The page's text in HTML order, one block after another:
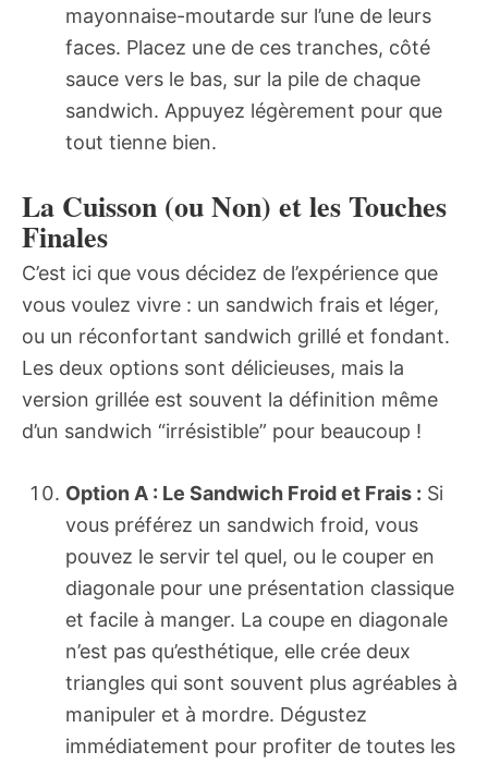
mayonnaise-moutarde sur l’une de leurs
faces. Placez une de ces tranches, côté
sauce vers le bas, sur la pile de chaque
sandwich. Appuyez légèrement pour que
tout tienne bien.
La Cuisson (ou Non) et les Touches
Finales
C’est ici que vous décidez de l’expérience que
vous voulez vivre : un sandwich frais et léger,
ou un réconfortant sandwich grillé et fondant.
Les deux options sont délicieuses, mais la
version grillée est souvent la définition même
d’un sandwich “irrésistible” pour beaucoup !
Option A : Le Sandwich Froid et Frais : Si
vous préférez un sandwich froid, vous
pouvez le servir tel quel, ou le couper en
diagonale pour une présentation classique
et facile à manger. La coupe en diagonale
n’est pas qu’esthétique, elle crée deux
triangles qui sont souvent plus agréables à
manipuler et à mordre. Dégustez
immédiatement pour profiter de toutes les